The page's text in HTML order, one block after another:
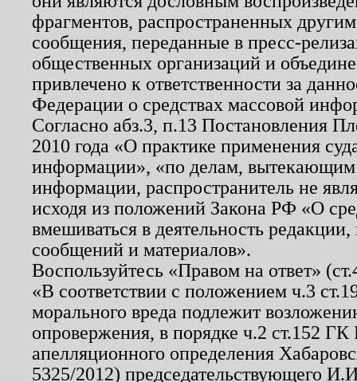
фрагментов, распространенных
сообщения, переданные в пресс-
общественных организаций и
привлечено к ответственности за
Федерации о средствах массовой
Согласно абз.3, п.13 Постановления
2010 года «О практике применения
информации», «по делам, вытекающим
информации, распространитель не
исходя из положений Закона РФ «О
вмешиваться в деятельность
сообщений и материалов».
Воспользуйтесь «Правом на ответ»
«В соответствии с положением ч.3
морального вреда подлежит
опровержения, в порядке ч.2 ст.152
апелляционного определения
5325/2012) председательствующего